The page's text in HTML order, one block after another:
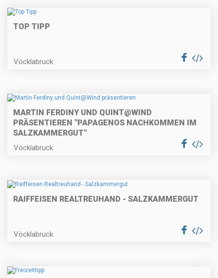
TOP TIPP
Vöcklabruck
MARTIN FERDINY UND QUINT@WIND
PRÄSENTIEREN "PAPAGENOS NACHKOMMEN IM
SALZKAMMERGUT"
Vöcklabruck
RAIFFEISEN REALTREUHAND - SALZKAMMERGUT
Vöcklabruck